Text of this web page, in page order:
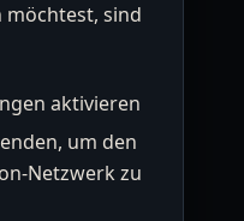
möchtest, sind
aktivieren
um den
Netzwerk zu